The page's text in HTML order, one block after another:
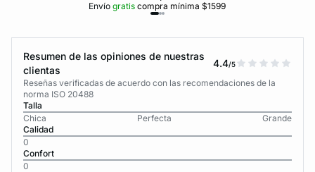
Envíogratiscompra mínima $1599
Resumen de las opiniones de nuestras
clientas
4.4/5
Reseñas verificadas de acuerdo con las recomendaciones de la
norma ISO 20488
Talla
Chica
Perfecta
Grande
Calidad
0
Confort
0